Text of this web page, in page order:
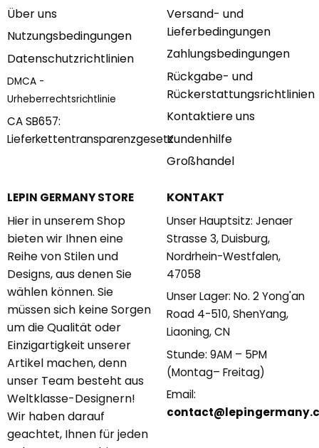
Über uns
Nutzungsbedingungen
Datenschutzrichtlinien
DMCA -
Urheberrechtsrichtlinie
CA SB657:
Lieferkettentransparenzgesetz
Versand- und
Lieferbedingungen
Zahlungsbedingungen
Rückgabe- und
Rückerstattungsrichtlinien
Kontaktiere uns
Kundenhilfe
Großhandel
LEPIN GERMANY STORE
Hier in unserem Shop
bieten wir Ihnen eine
Reihe von Stilen und
Designs, aus denen Sie
wählen können. Sie
müssen sich keine Sorgen
um die Qualität oder
Einzigartigkeit unserer
Artikel machen, denn
unser Team besteht aus
Weltklasse-Designern!
Wir haben darauf
geachtet, Ihnen für jeden
KONTAKT
Unser Hauptsitz: Jenaer
Strasse 3, Duisburg,
Nordrhein-Westfalen,
47058
Unser Lager: No. 2 Yong'an
Road 4-510, ShenYang,
Liaoning, CN
Stunde: 9AM – 5PM
(Montag– Freitag)
Email: